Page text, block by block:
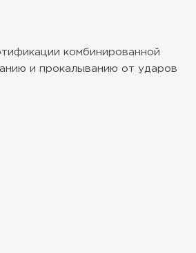
комбинированной
и прокалыванию от ударов